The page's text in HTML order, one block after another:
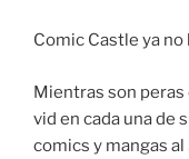
Comic Castle ya no
Mientras son peras
vid en cada una de
comics y mangas